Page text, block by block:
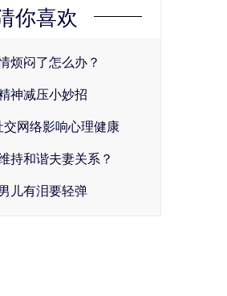
你喜欢
烦闷了怎么办？
神减压小妙招
交网络影响心理健康
持和谐夫妻关系？
儿有泪要轻弹